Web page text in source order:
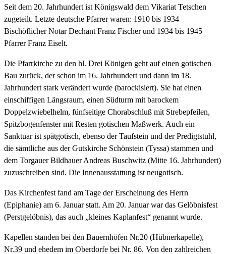
Seit dem 20. Jahrhundert ist Königswald dem Vikariat Tetschen
zugeteilt. Letzte deutsche Pfarrer waren: 1910 bis 1934
Bischöflicher Notar Dechant Franz Fischer und 1934 bis 1945
Pfarrer Franz Eiselt.
Die Pfarrkirche zu den hl. Drei Königen geht auf einen gotischen
Bau zurück, der schon im 16. Jahrhundert und dann im 18.
Jahrhundert stark verändert wurde (barockisiert). Sie hat einen
einschiffigen Längsraum, einen Südturm mit barockem
Doppelzwiebelhelm, fünfseitige Chorabschluß mit Strebepfeilen,
Spitzbogenfenster mit Resten gotischen Maßwerk. Auch ein
Sanktuar ist spätgotisch, ebenso der Taufstein und der Predigtstuhl,
die sämtliche aus der Gutskirche Schönstein (Tyssa) stammen und
dem Torgauer Bildhauer Andreas Buschwitz (Mitte 16. Jahrhundert)
zuzuschreiben sind. Die Innenausstattung ist neugotisch.
Das Kirchenfest fand am Tage der Erscheinung des Herrn
(Epiphanie) am 6. Januar statt. Am 20. Januar war das Gelöbnisfest
(Perstgelöbnis), das auch „kleines Kaplanfest“ genannt wurde.
Kapellen standen bei den Bauernhöfen Nr.20 (Hübnerkapelle),
Nr.39 und ehedem im Oberdorfe bei Nr. 86. Von den zahlreichen